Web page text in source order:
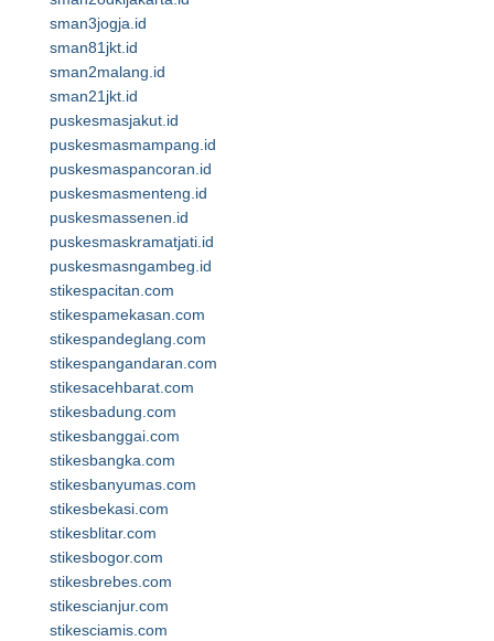
sman3jogja.id
sman81jkt.id
sman2malang.id
sman21jkt.id
puskesmasjakut.id
puskesmasmampang.id
puskesmaspancoran.id
puskesmasmenteng.id
puskesmassenen.id
puskesmaskramatjati.id
puskesmasngambeg.id
stikespacitan.com
stikespamekasan.com
stikespandeglang.com
stikespangandaran.com
stikesacehbarat.com
stikesbadung.com
stikesbanggai.com
stikesbangka.com
stikesbanyumas.com
stikesbekasi.com
stikesblitar.com
stikesbogor.com
stikesbrebes.com
stikescianjur.com
stikesciamis.com